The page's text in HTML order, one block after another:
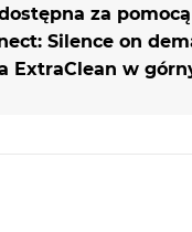
za pomocą
Silence on
ExtraClean w